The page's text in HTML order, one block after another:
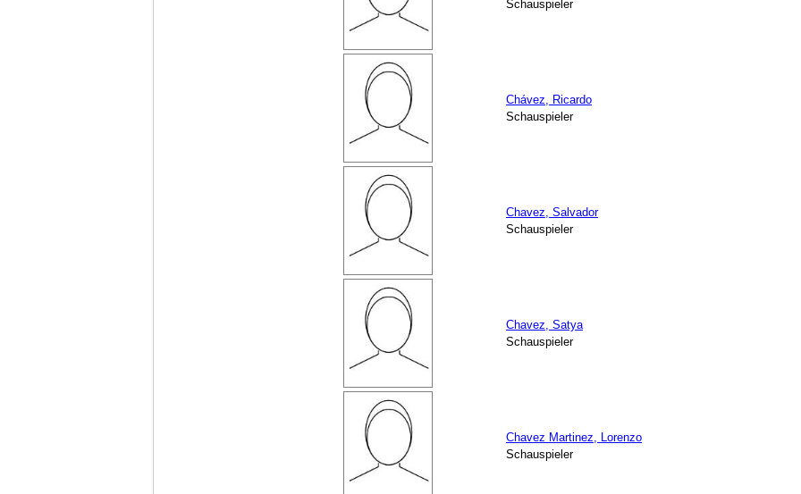
Schauspieler
Chávez, Ricardo
Schauspieler
Chavez, Salvador
Schauspieler
Chavez, Satya
Schauspieler
Chavez Martinez, Lorenzo
Schauspieler